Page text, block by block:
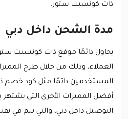
ذات كونسبت ستور.
مدة الشحن داخل دبي
يحاول دائمًا موقع ذات كونسبت
العملاء، وذلك من خلال طرح
المستخدمين دائمًا مثل كود خصم
أفضل المميزات الأخرى التي يشتهر
التوصيل داخل دبي، والتي تتم في